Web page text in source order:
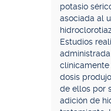
potasio
asociada al
Estudios
clínicamente
dosis
de ellos por
adición de